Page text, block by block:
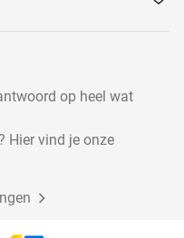
op heel wat
Hier vind je onze